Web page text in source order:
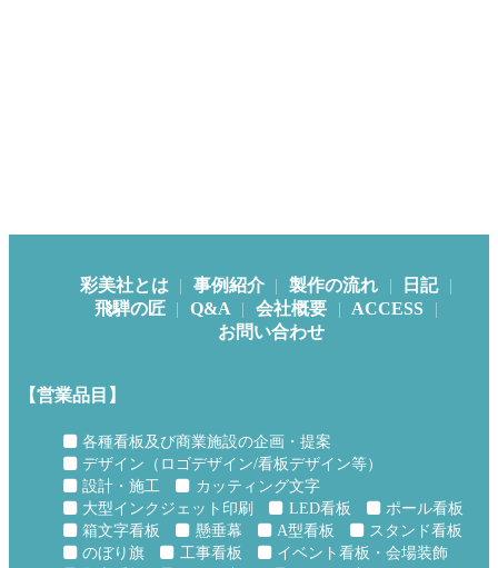
彩美社とは 事例紹介 製作の流れ
日記
飛騨の匠
Q&A 会社概要
ACCESS
お問い合わせ
【営業品目】
各種看板及び商業施設の企画・提案
デザイン（ロゴデザイン/看板デザイン等）
設計・施工
カッティング文字
大型インクジェット印刷
LED看板
ポール看板
箱文字看板
懸垂幕 A型看板
スタンド看板
のぼり旗
工事看板
イベント看板・会場装飾